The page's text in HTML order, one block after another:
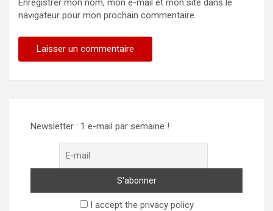
Enregistrer mon nom, mon e-mail et mon site dans le
navigateur pour mon prochain commentaire.
Newsletter : 1 e-mail par semaine !
I accept the privacy policy